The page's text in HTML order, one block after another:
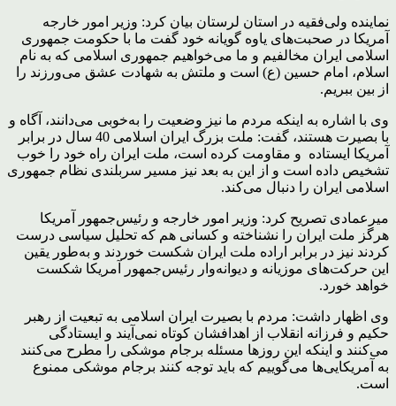
نماینده ولی‌فقیه در استان لرستان بیان کرد: وزیر امور خارجه
آمریکا در صحبت‌های یاوه گویانه خود گفت ما با حکومت جمهوری
اسلامی ایران مخالفیم و ما می‌خواهیم جمهوری اسلامی که به نام
اسلام، امام حسین (ع) است و ملتش به شهادت عشق می‌ورزند را
از بین ببریم.
وی با اشاره به اینکه مردم ما نیز وضعیت را به‌خوبی می‌دانند، آگاه و
با بصیرت هستند، گفت: ملت بزرگ ایران اسلامی 40 سال در برابر
آمریکا ایستاده و مقاومت کرده است، ملت ایران راه خود را خوب
تشخیص داده است و از این به بعد نیز مسیر سربلندی نظام جمهوری
اسلامی ایران را دنبال می‌کند.
میرعمادی تصریح کرد: وزیر امور خارجه و رئیس‌جمهور آمریکا
هرگز ملت ایران را نشناخته و کسانی هم که تحلیل سیاسی درست
کردند نیز در برابر اراده ملت ایران شکست خوردند و به‌طور یقین
این حرکت‌های موزیانه و دیوانه‌وار رئیس‌جمهور آمریکا شکست
خواهد خورد.
وی اظهار داشت: مردم با بصیرت ایران اسلامی به تبعیت از رهبر
حکیم و فرزانه انقلاب از اهدافشان کوتاه نمی‌آیند و ایستادگی
می‌کنند و اینکه این روزها مسئله برجام موشکی را مطرح می‌کنند
به آمریکایی‌ها می‌گوییم که باید توجه کنند برجام موشکی ممنوع
است.